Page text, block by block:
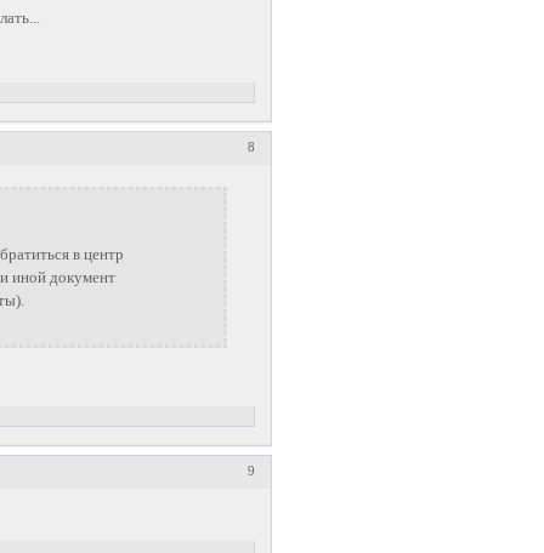
8
в центр
иной документ
9